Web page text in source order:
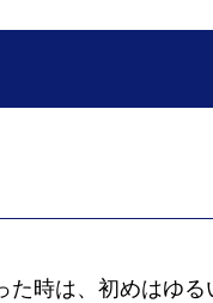
時は、初めはゆ